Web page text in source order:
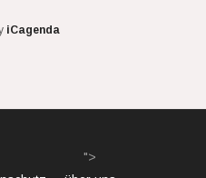
iCagenda
">